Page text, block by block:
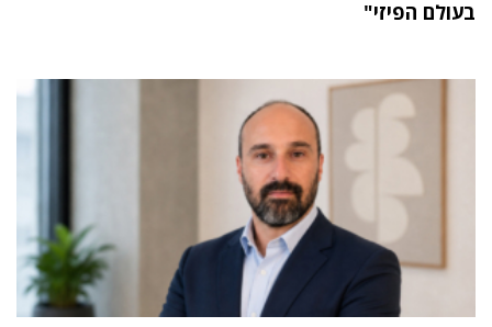
בעולם הפיזי"